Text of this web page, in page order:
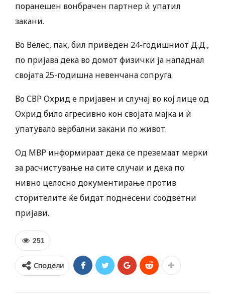
поранешен вонбрачен партнер ѝ упатил
закани.
Во Велес, пак, бил приведен 24-годишниот Д.Д.,
по пријава дека во домот физички ја нападнал
својата 25-годишна невенчана сопруга.
Во СВР Охрид е пријавен и случај во кој лице од
Охрид било агресивно кон својата мајка и ѝ
упатувало вербални закани по живот.
Од МВР информираат дека се преземаат мерки
за расчистување на сите случаи и дека по
нивно целосно документирање против
сторителите ќе бидат поднесени соодветни
пријави.
251
Сподели